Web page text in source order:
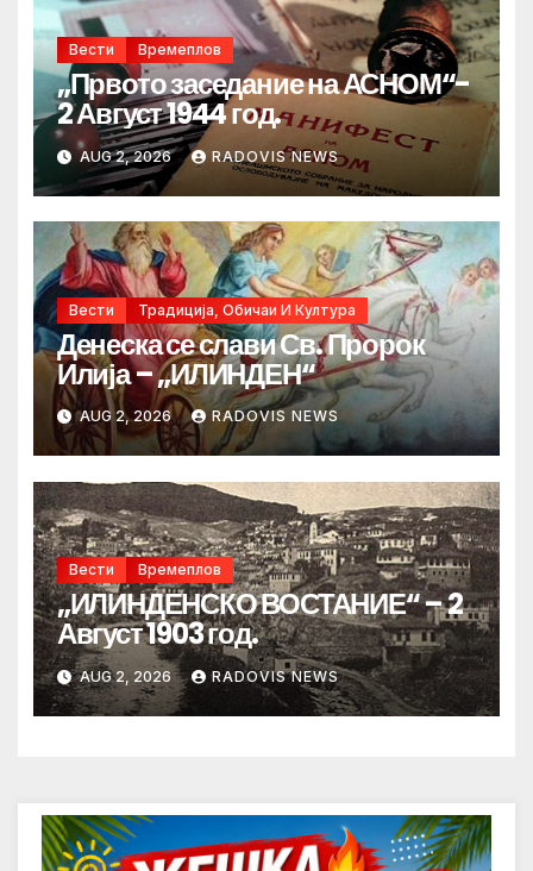
Вести Времеплов
„Првото заседание на АСНОМ“-
2 Август 1944 год.
AUG 2, 2026 RADOVIS NEWS
Вести Традиција, Обичаи И Култура
Денеска се слави Св. Пророк
Илија – „ИЛИНДЕН“
AUG 2, 2026 RADOVIS NEWS
Вести Времеплов
„ИЛИНДЕНСКО ВОСТАНИЕ“ – 2
Август 1903 год.
AUG 2, 2026 RADOVIS NEWS